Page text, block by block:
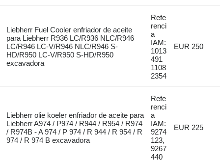
Liebherr Fuel Cooler enfriador de aceite
para Liebherr R936 LC/R936 NLC/R946
LC/R946 LC-V/R946 NLC/R946 S-
HD/R950 LC-V/R950 S-HD/R950
excavadora
Refe
renci
a
IAM:
1013
491
1108
2354
EUR 250
Liebherr olie koeler enfriador de aceite para
Liebherr A974 / P974 / R944 / R954 / R974
/ R974B - A 974 / P 974 / R 944 / R 954 / R
974 / R 974 B excavadora
Refe
renci
a
IAM:
9274
123,
9267
440
EUR 225